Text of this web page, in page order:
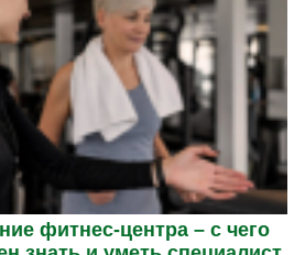
фитнес-центра – с чего